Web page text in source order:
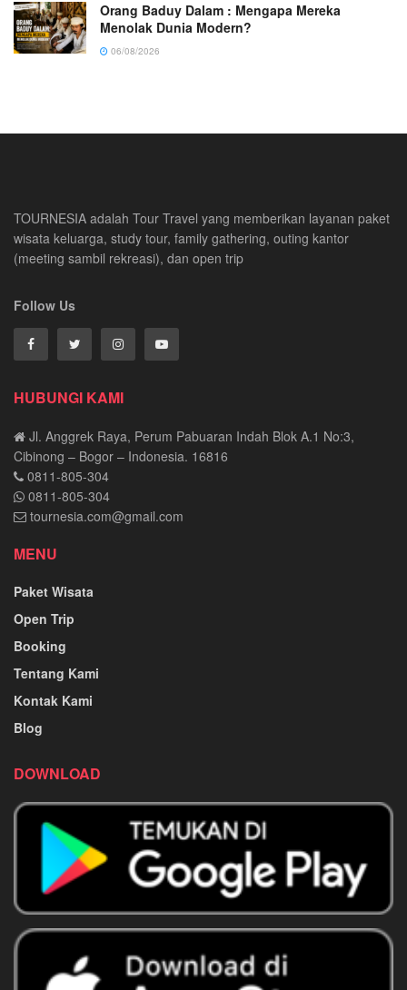
Orang Baduy Dalam : Mengapa Mereka
Menolak Dunia Modern?
06/08/2026
TOURNESIA adalah Tour Travel yang memberikan layanan paket
wisata keluarga, study tour, family gathering, outing kantor
(meeting sambil rekreasi), dan open trip
Follow Us
HUBUNGI KAMI
Jl. Anggrek Raya, Perum Pabuaran Indah Blok A.1 No:3,
Cibinong – Bogor – Indonesia. 16816
0811-805-304
0811-805-304
tournesia.com@gmail.com
MENU
Paket Wisata
Open Trip
Booking
Tentang Kami
Kontak Kami
Blog
DOWNLOAD